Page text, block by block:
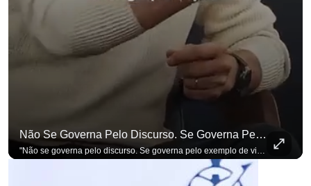
Não Se Governa Pelo Discurso. Se Governa Pelo Exemplo De Vida", Alfineta Ronaldo Caiado
"Não se governa pelo discurso. Se governa pelo exemplo de vida", alfineta Ronaldo Caiado, respondendo a empresários na primeira Sabatina Presidencial com a pauta definida por quem constrói o país. Se você busca informação com credibilidade, inscreva-se agora e ative o
para não perder nenhuma